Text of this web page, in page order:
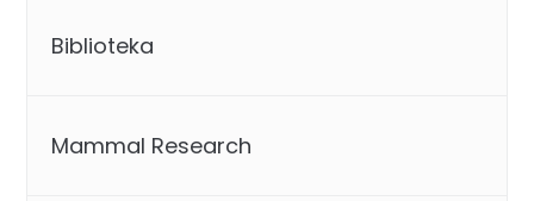
Biblioteka
Mammal Research